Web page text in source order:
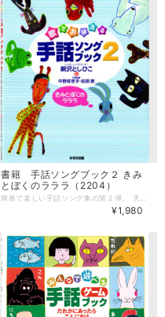
書籍 手話ソングブック２ きみ
とぼくのラララ（2204）
¥1,980